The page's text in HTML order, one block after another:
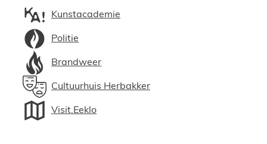
Kunstacademie
Politie
Brandweer
Cultuurhuis Herbakker
Visit.Eeklo